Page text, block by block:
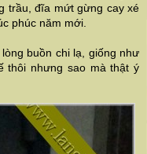
trầu, đĩa mứt gừng cay xé
phúc năm mới.
buồn chi lạ, giống như
thôi nhưng sao mà thật ý